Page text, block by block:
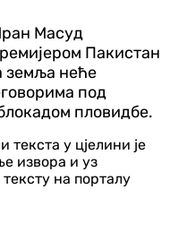
Масуд
Пакистан
земља неће
под
пловидбе.
текста у цјелини је
извора и уз
на порталу